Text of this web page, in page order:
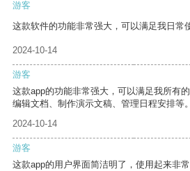
游客
这款软件的功能非常强大，可以满足我日常
2024-10-14
游客
这款app的功能非常强大，可以满足我所有
编辑文档、制作演示文稿、管理日程安排等。
2024-10-14
游客
这款app的用户界面简洁明了，使用起来非